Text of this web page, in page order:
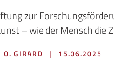
zur
– wie der Mensch die
GIRARD | 15.06.2025